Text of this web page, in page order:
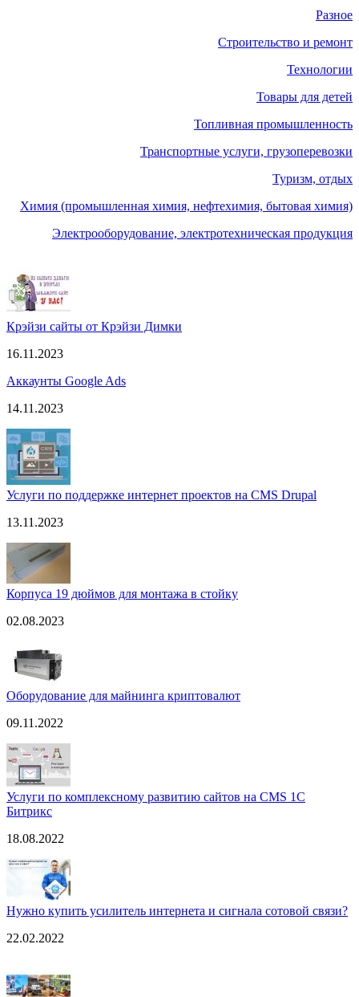
Разное
Строительство и ремонт
Технологии
Товары для детей
Топливная промышленность
Транспортные услуги, грузоперевозки
Туризм, отдых
Химия (промышленная химия, нефтехимия, бытовая химия)
Электрооборудование, электротехническая продукция
Крэйзи сайты от Крэйзи Димки
16.11.2023
Аккаунты Google Ads
14.11.2023
Услуги по поддержке интернет проектов на CMS Drupal
13.11.2023
Корпуса 19 дюймов для монтажа в стойку
02.08.2023
Оборудование для майнинга криптовалют
09.11.2022
Услуги по комплексному развитию сайтов на CMS 1С
Битрикс
18.08.2022
Нужно купить усилитель интернета и сигнала сотовой связи?
22.02.2022